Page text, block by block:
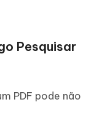
Pesquisar
PDF pode não